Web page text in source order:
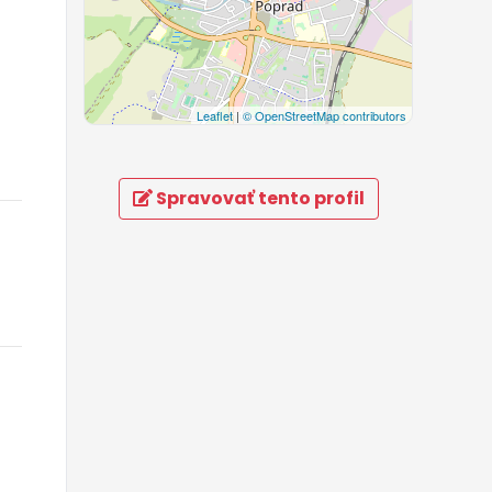
Leaflet| © OpenStreetMap contributors
Spravovať tento profil